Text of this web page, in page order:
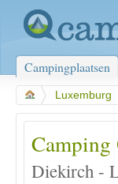
Campingplaatsen
Luxemburg
Camping
Diekirch -